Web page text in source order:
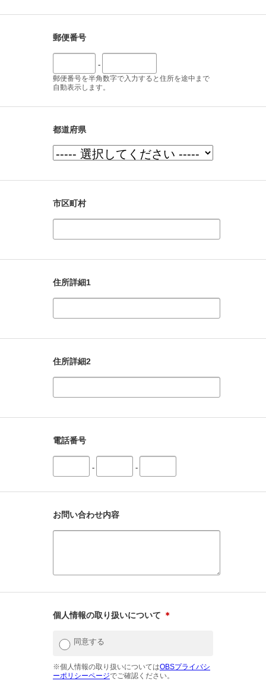
郵便番号
-
郵便番号を半角数字で入力すると住所を途中まで
自動表示します。
都道府県
市区町村
住所詳細1
住所詳細2
電話番号
- -
お問い合わせ内容
個人情報の取り扱いについて ＊
同意する
※個人情報の取り扱いについてはOBSプライバシ
ーポリシーページでご確認ください。